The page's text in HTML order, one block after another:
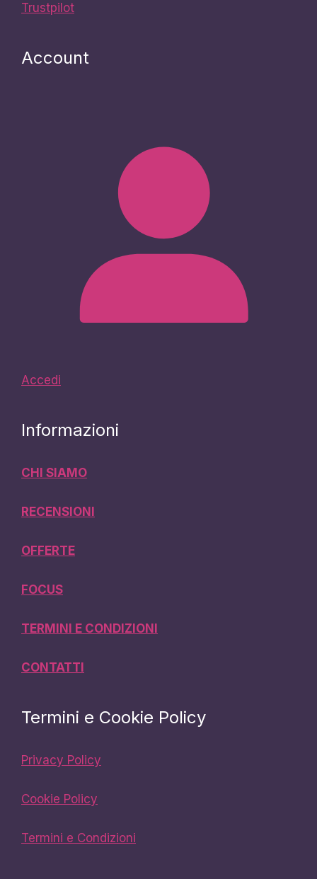
Trustpilot
Account
Accedi
Informazioni
CHI SIAMO
RECENSIONI
OFFERTE
FOCUS
TERMINI E CONDIZIONI
CONTATTI
Termini e Cookie Policy
Privacy Policy
Cookie Policy
Termini e Condizioni